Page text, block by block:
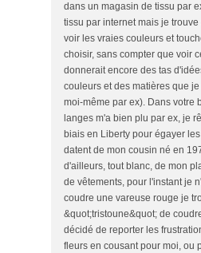
dans un magasin de tissu par
tissu par internet mais je
voir les vraies couleurs et
choisir, sans compter que voir
donnerait encore des tas
couleurs et des matières que
moi-même par ex). Dans votre
langes m'a bien plu par ex, je
biais en Liberty pour égayer
datent de mon cousin né en
d'ailleurs, tout blanc, de mon
de vêtements, pour l'instant je
coudre une vareuse rouge je
&quot;tristoune&quot; de
décidé de reporter les
fleurs en cousant pour moi, ou